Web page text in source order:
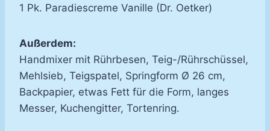
1 Pk. Paradiescreme Vanille (Dr. Oetker)
Außerdem:
Handmixer mit Rührbesen, Teig-/Rührschüssel,
Mehlsieb, Teigspatel, Springform Ø 26 cm,
Backpapier, etwas Fett für die Form, langes
Messer, Kuchengitter, Tortenring.